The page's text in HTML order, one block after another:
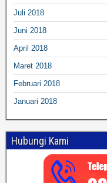
Juli 2018
Juni 2018
April 2018
Maret 2018
Februari 2018
Januari 2018
Hubungi Kami